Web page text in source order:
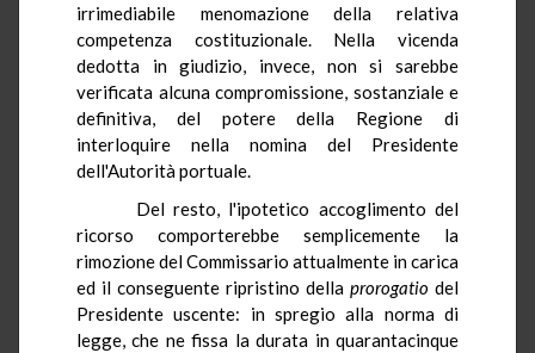
irrimediabile menomazione della relativa
competenza costituzionale. Nella vicenda
dedotta in giudizio, invece, non si sarebbe
verificata alcuna compromissione, sostanziale e
definitiva, del potere della Regione di
interloquire nella nomina del Presidente
dell'Autorità portuale.
Del resto, l'ipotetico accoglimento del
ricorso comporterebbe semplicemente la
rimozione del Commissario attualmente in carica
ed il conseguente ripristino della prorogatio del
Presidente uscente: in spregio alla norma di
legge, che ne fissa la durata in quarantacinque